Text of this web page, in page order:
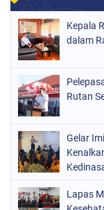
Kepala
dalam
Rutan
Gelar
Lapas